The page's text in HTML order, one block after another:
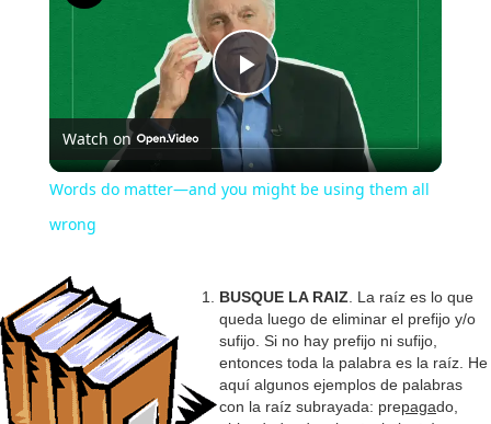
P
l
y
V
Watch on
Words do matter—and you might be using them all
wrong
BUSQUE LA RAIZ. La raíz es lo que
queda luego de eliminar el prefijo y/o
sufijo. Si no hay prefijo ni sufijo,
entonces toda la palabra es la raíz. He
aquí algunos ejemplos de palabras
con la raíz subrayada: prepagado,